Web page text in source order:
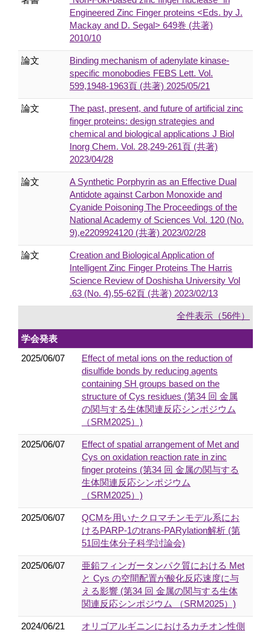
Engineered Zinc Finger proteins <Eds. by J.
Mackay and D. Segal> 649巻 (共著)
2010/10
論文
Binding mechanism of adenylate kinase-
specific monobodies FEBS Lett. Vol.
599,1948-1963頁 (共著) 2025/05/21
論文
The past, present, and future of artificial zinc
finger proteins: design strategies and
chemical and biological applications J Biol
Inorg Chem. Vol. 28,249-261頁 (共著)
2023/04/28
論文
A Synthetic Porphyrin as an Effective Dual
Antidote against Carbon Monoxide and
Cyanide Poisoning The Proceedings of the
National Academy of Sciences Vol. 120 (No.
9),e2209924120 (共著) 2023/02/28
論文
Creation and Biological Application of
Intelligent Zinc Finger Proteins The Harris
Science Review of Doshisha University Vol
.63 (No. 4),55-62頁 (共著) 2023/02/13
全件表示（56件）
学会発表
2025/06/07
Effect of metal ions on the reduction of
disulfide bonds by reducing agents
containing SH groups based on the
structure of Cys residues (第34 回 金属
の関与する生体関連反応シンポジウム
（SRM2025）)
2025/06/07
Effect of spatial arrangement of Met and
Cys on oxidation reaction rate in zinc
finger proteins (第34 回 金属の関与する
生体関連反応シンポジウム
（SRM2025）)
2025/06/07
QCMを用いたクロマチンモデル系にお
けるPARP-1のtrans-PARylation解析 (第
51回生体分子科学討論会)
2025/06/07
亜鉛フィンガータンパク質における Met
と Cys の空間配置が酸化反応速度に与
える影響 (第34 回 金属の関与する生体
関連反応シンポジウム （SRM2025）)
2024/06/21
オリゴアルギニンにおけるカチオン性側